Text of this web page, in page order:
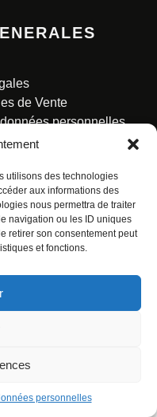
utilisons des technologies
aux informations des
nous permettra de traiter
navigation ou les ID uniques
retirer son consentement peut
et fonctions.
personnelles
de Vente
personnelles
COMICS POUR LES